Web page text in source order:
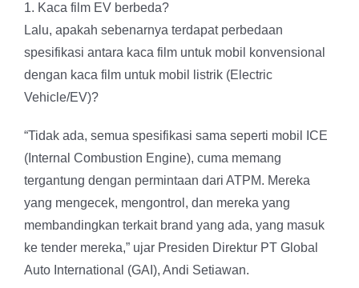
1. Kaca film EV berbeda?
Lalu, apakah sebenarnya terdapat perbedaan
spesifikasi antara kaca film untuk mobil konvensional
dengan kaca film untuk mobil listrik (Electric
Vehicle/EV)?
“Tidak ada, semua spesifikasi sama seperti mobil ICE
(Internal Combustion Engine), cuma memang
tergantung dengan permintaan dari ATPM. Mereka
yang mengecek, mengontrol, dan mereka yang
membandingkan terkait brand yang ada, yang masuk
ke tender mereka,” ujar Presiden Direktur PT Global
Auto International (GAI), Andi Setiawan.